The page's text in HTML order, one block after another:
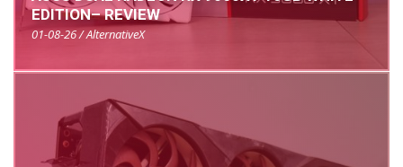
EDITION– REVIEW
01-08-26 / AlternativeX